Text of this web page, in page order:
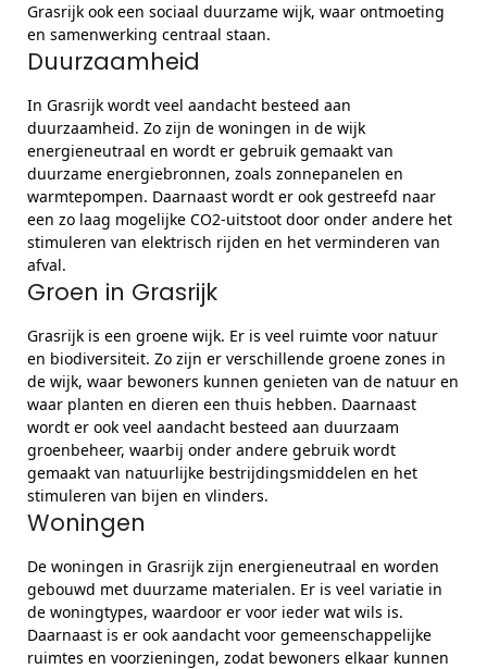
Grasrijk ook een sociaal duurzame wijk, waar ontmoeting
en samenwerking centraal staan.
Duurzaamheid
In Grasrijk wordt veel aandacht besteed aan
duurzaamheid. Zo zijn de woningen in de wijk
energieneutraal en wordt er gebruik gemaakt van
duurzame energiebronnen, zoals zonnepanelen en
warmtepompen. Daarnaast wordt er ook gestreefd naar
een zo laag mogelijke CO2-uitstoot door onder andere het
stimuleren van elektrisch rijden en het verminderen van
afval.
Groen in Grasrijk
Grasrijk is een groene wijk. Er is veel ruimte voor natuur
en biodiversiteit. Zo zijn er verschillende groene zones in
de wijk, waar bewoners kunnen genieten van de natuur en
waar planten en dieren een thuis hebben. Daarnaast
wordt er ook veel aandacht besteed aan duurzaam
groenbeheer, waarbij onder andere gebruik wordt
gemaakt van natuurlijke bestrijdingsmiddelen en het
stimuleren van bijen en vlinders.
Woningen
De woningen in Grasrijk zijn energieneutraal en worden
gebouwd met duurzame materialen. Er is veel variatie in
de woningtypes, waardoor er voor ieder wat wils is.
Daarnaast is er ook aandacht voor gemeenschappelijke
ruimtes en voorzieningen, zodat bewoners elkaar kunnen